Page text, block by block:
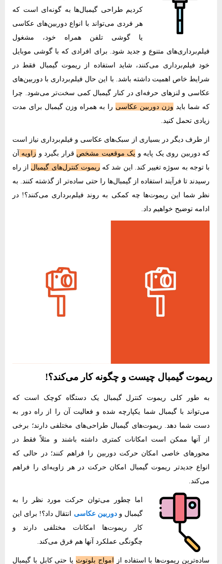
کردیم طراحی گیمبال‌ها به گونه‌‌ای است که
هر فردی می‌تواند با انواع دوربین‌های عکاسی
یا گوشی تلفن همراه خود، مشغول
‌‌فیلم‌برداری‌های متنوع و جدید شود. برای افرادی که با گوشی موبایل
خود ‌‌فیلم‌برداری می‌کنند، شاید استفاده از ریموت گیمبال فقط در
شرایط خاص اهمیت داشته باشد. با این حال ‌‌فیلم‌برداری با دوربین‌های
عکاسی و لنزهای حرفه‌‌ای در کنار گیمبال کمی سخت‌تر می‌شود. چرا
که شما باید وزن دوربین عکاسی را به همراه وزن گیمبال برای مدت
زیادی تحمل کنید.
از طرف دیگر در بسیاری از سبک‌های عکاسی و ‌‌فیلم‌برداری نیاز است
که دوربین روی یک پایه و یک موقعیت مشخص قرار بگیرد و زاویه آن
با توجه به سوژه تغییر کند. این شد که ریموت کنترل‌های گیمبال از راه
رسیدند تا فرآیند استفاده از گیمبال‌ها را حتی ساده‌تر از گذشته کنند. به
نظر شما این ریموت‌ها چه کمکی به روند ‌‌فیلم‌برداری می‌کنند؟! در
ادامه توضیح خواهیم داد.
ریموت گیمبال چیست و چگونه کار می‌کند؟!
به طور کلی ریموت کنترل گیمبال یک دستگاه کوچک است که
می‌تواند با گیمبال شما یکپارچه شده و فعالیت آن را از راه دور به
دست شما دهد. ریموت‌های گیمبال طراحی‌های مختلفی دارند؛ برخی
از آنها ممکن است امکانات کمتری داشته باشند و مثلاً فقط در
محورهای خاصی امکان حرکت دوربین را فراهم کنند؛ در حالی که
انواع جدیدتر ریموت گیمبال امکان حرکت در هر زاویه‌‌ای را فراهم
می‌کند.
اما چطور می‌توان حرکت مورد نظر را به
گیمبال ودوربین عکاسی انتقال داد؟! برای این
کار ریموت‌ها امکانات مختلفی دارند و
چگونگی عملکرد آنها هم فرق می‌کند.
ساده‌ترین ریموت‌ها با استفاده از امواج بلوتوث یا حتی کابل با گیمبال